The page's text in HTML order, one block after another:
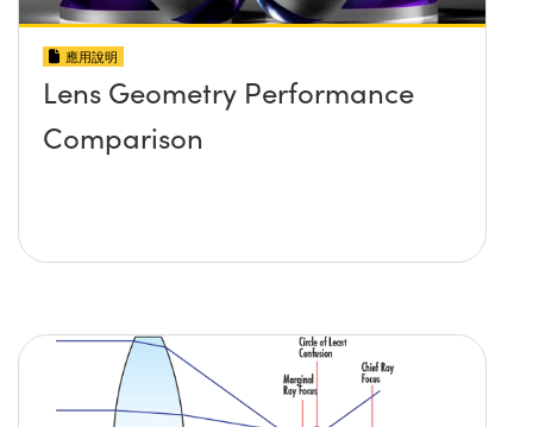
應用說明
Lens Geometry Performance
Comparison